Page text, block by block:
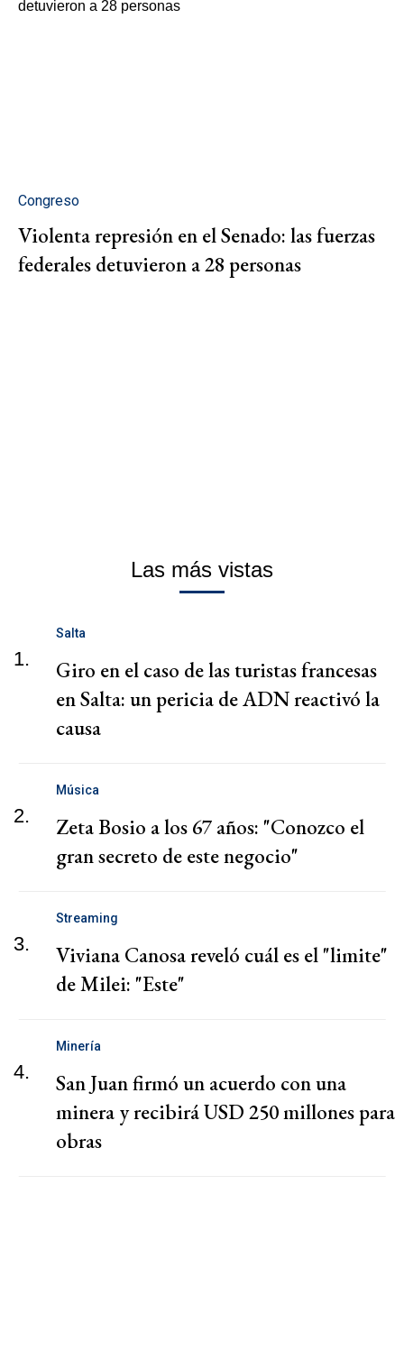
Congreso
Violenta represión en el Senado: las fuerzas
federales detuvieron a 28 personas
Las más vistas
1.
Salta
Giro en el caso de las turistas francesas
en Salta: un pericia de ADN reactivó la
causa
2.
Música
Zeta Bosio a los 67 años: "Conozco el
gran secreto de este negocio"
3.
Streaming
Viviana Canosa reveló cuál es el "limite"
de Milei: "Este"
4.
Minería
San Juan firmó un acuerdo con una
minera y recibirá USD 250 millones para
obras